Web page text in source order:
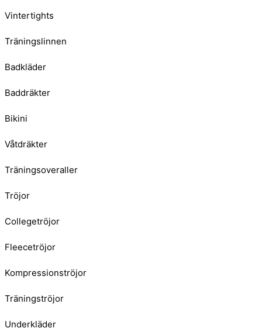
Vintertights
Träningslinnen
Badkläder
Baddräkter
Bikini
Våtdräkter
Träningsoveraller
Tröjor
Collegetröjor
Fleecetröjor
Kompressionströjor
Träningströjor
Underkläder